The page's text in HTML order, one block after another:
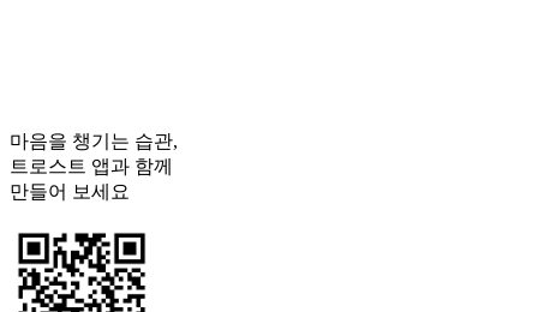
마음을 챙기는 습관,
트로스트 앱과 함께
만들어 보세요